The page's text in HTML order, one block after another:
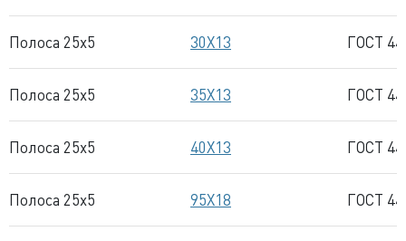
Полоса 25x5 30Х13 ГОСТ
Полоса 25x5 35Х13 ГОСТ
Полоса 25x5 40Х13 ГОСТ
Полоса 25x5 95Х18 ГОСТ